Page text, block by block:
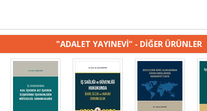
"ADALET YAYINEVİ" - DİĞER ÜRÜNLER